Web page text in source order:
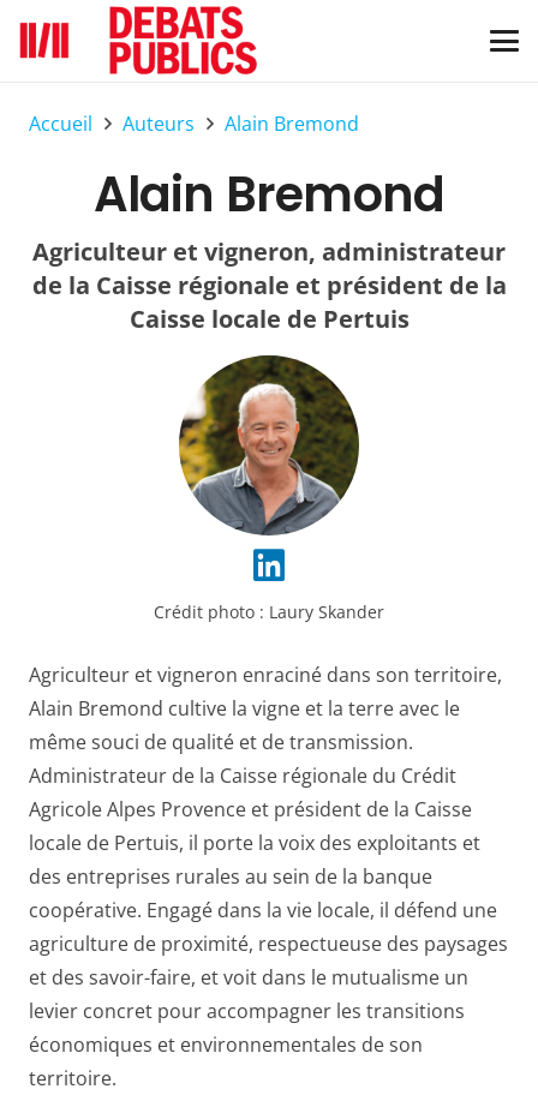
Accueil Auteurs Alain Bremond
Alain Bremond
Agriculteur et vigneron, administrateur
de la Caisse régionale et président de la
Caisse locale de Pertuis
Crédit photo : Laury Skander
Agriculteur et vigneron enraciné dans son territoire,
Alain Bremond cultive la vigne et la terre avec le
même souci de qualité et de transmission.
Administrateur de la Caisse régionale du Crédit
Agricole Alpes Provence et président de la Caisse
locale de Pertuis, il porte la voix des exploitants et
des entreprises rurales au sein de la banque
coopérative. Engagé dans la vie locale, il défend une
agriculture de proximité, respectueuse des paysages
et des savoir-faire, et voit dans le mutualisme un
levier concret pour accompagner les transitions
économiques et environnementales de son
territoire.